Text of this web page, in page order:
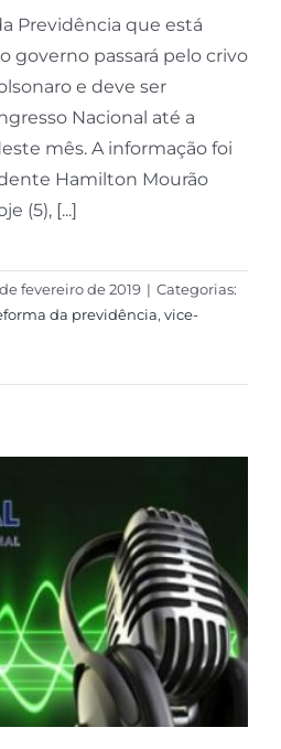
Previdência que está
governo passará pelo crivo
e deve ser
Nacional até a
mês. A informação foi
Hamilton Mourão
(5), [...]
fevereiro de 2019 | Categorias:
da previdência, vice-